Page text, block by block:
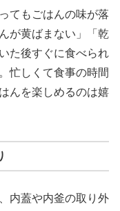
てもごはんの味が落
が黄ばまない」「乾
た後すぐに食べられ
忙しくて食事の時間
んを楽しめるのは嬉
内蓋や内釜の取り外